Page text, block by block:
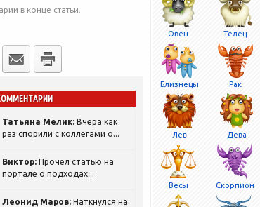
в конце статьи.
Татьяна Мелик: Вчера как
раз спорили с коллегами о...
Виктор: Прочел статью на
портале о подходах...
Леонид Маров: Наткнулся на
Овен Телец
Близнецы Рак
Лев Дева
Весы Скорпион